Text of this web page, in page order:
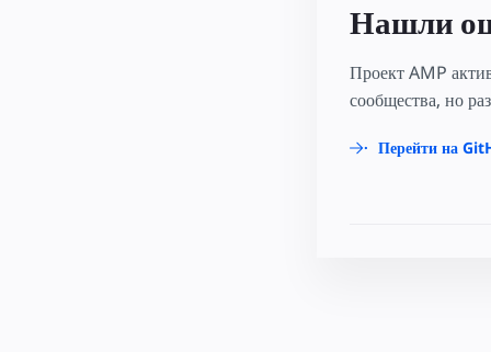
Нашли
Проект AMP
сообщества, но
Перейти на